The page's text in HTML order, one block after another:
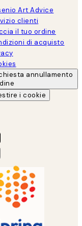
Art Advice
clienti
il tuo ordine
di acquisto
annullamento
i cookie